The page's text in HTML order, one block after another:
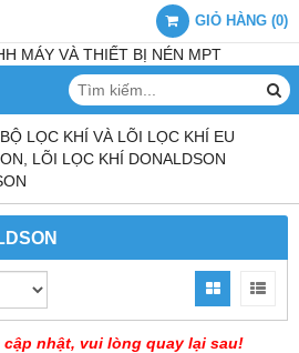
GIỎ HÀNG (0)
BỘ LỌC KHÍ VÀ LÕI LỌC KHÍ EU
LÕI LỌC KHÍ DONALDSON
nhật, vui lòng quay lại sau!